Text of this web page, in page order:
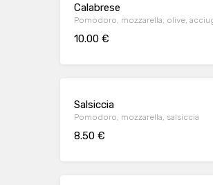
Calabrese
Pomodoro, mozzarella, olive,
10.00 €
Salsiccia
Pomodoro, mozzarella, salsiccia
8.50 €